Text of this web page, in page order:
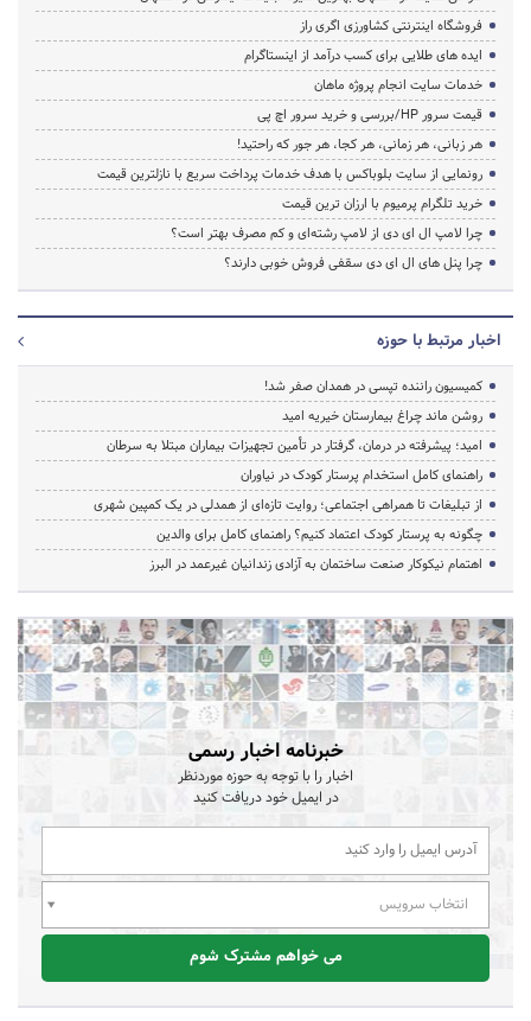
فروشگاه اینترنتی کشاورزی اگری راز
ایده های طلایی برای کسب درآمد از اینستاگرام
خدمات سایت انجام پروژه ماهان
قیمت سرور HP/بررسی و خرید سرور اچ پی
هر زبانی، هر زمانی، هر کجا، هر جور که راحتید!
رونمایی از سایت بلوباکس با هدف خدمات پرداخت سریع با نازلترین قیمت
خرید تلگرام پرمیوم با ارزان ترین قیمت
چرا لامپ ال ای دی از لامپ رشته‌ای و کم مصرف بهتر است؟
چرا پنل های ال ای دی سقفی فروش خوبی دارند؟
اخبار مرتبط با حوزه
کمیسیون راننده تپسی در همدان صفر شد!
روشن ماند چراغ بیمارستان خیریه امید
امید؛ پیشرفته در درمان، گرفتار در تأمین تجهیزات بیماران مبتلا به سرطان
راهنمای کامل استخدام پرستار کودک در نیاوران
از تبلیغات تا همراهی اجتماعی؛ روایت تازه‌ای از همدلی در یک کمپین شهری
چگونه به پرستار کودک اعتماد کنیم؟ راهنمای کامل برای والدین
اهتمام نیکوکار صنعت ساختمان به آزادی زندانیان غیرعمد در البرز
خبرنامه اخبار رسمی
اخبار را با توجه به حوزه موردنظر
در ایمیل خود دریافت کنید
انتخاب سرویس
می خواهم مشترک شوم